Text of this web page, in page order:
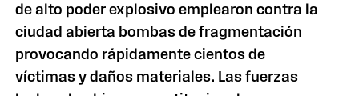
de alto poder explosivo emplearon contra la
ciudad abierta bombas de fragmentación
provocando rápidamente cientos de
víctimas y daños materiales. Las fuerzas